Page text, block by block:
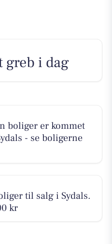
greb i dag
boliger er kommet
- se boligerne
til salg i Sydals.
kr